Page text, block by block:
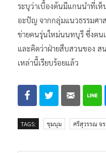
ระบุว่าเบื้องต้นมีแกนนำที่เห็
อะปัญ จากกลุ่มแนวธรรมศา
ข่ายคนรุ่นใหม่นนทบุรี ซึ่งตน
และคิดว่าฝ่ายสืบสวนของ
เหล่านี้เรียบร้อยแล้ว
TAGS: ชุมนุม ศรีสุวรรณ จ